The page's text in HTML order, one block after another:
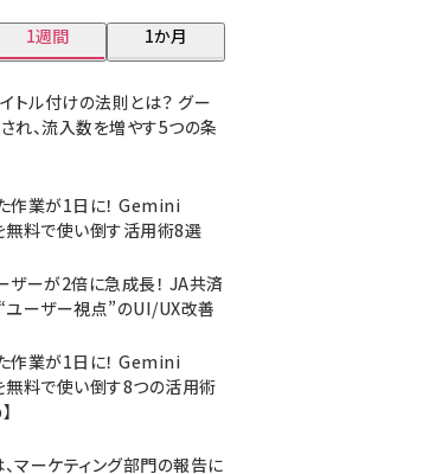
1週間 1か月
トル付けの法則とは？ グー
れ、流入数を増やす5つの条
作業が1日に！ Gemini
料で使い倒す活用術8選
ザーが2倍に急成長！ JA共済
ユーザー視点”のUI/UX改善
作業が1日に！ Gemini
料で使い倒す8つの活用術
マーケティング部門の報告に